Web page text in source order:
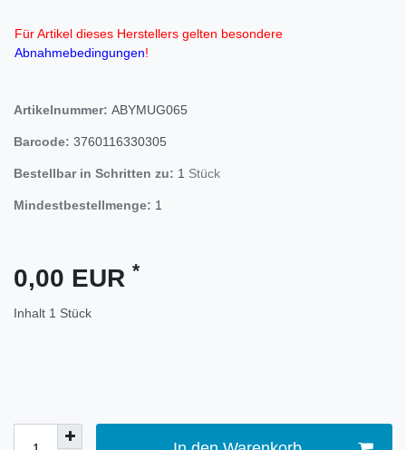
Für Artikel dieses Herstellers gelten besondere
Abnahmebedingungen!
Artikelnummer: ABYMUG065
Barcode: 3760116330305
Bestellbar in Schritten zu: 1 Stück
Mindestbestellmenge: 1
0,00 EUR *
Inhalt 1 Stück